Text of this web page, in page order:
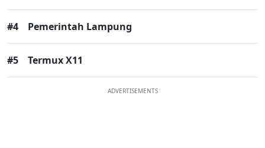
#4 Pemerintah Lampung
#5 Termux X11
ADVERTISEMENTS